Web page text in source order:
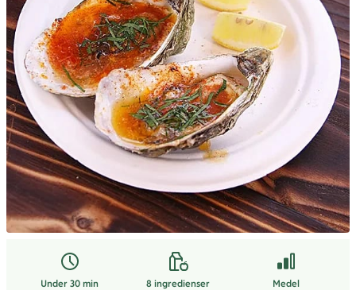
Under 30 min 8 ingredienser Medel